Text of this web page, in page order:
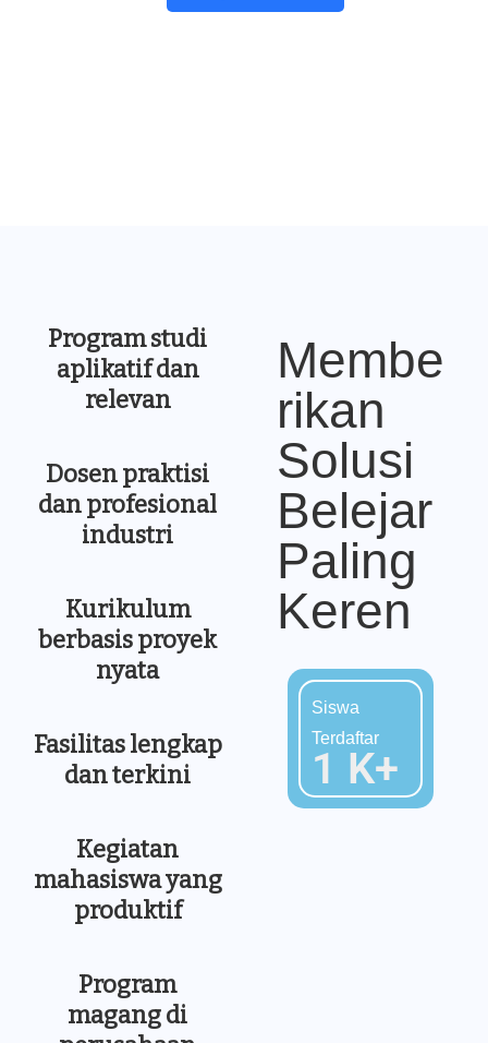
Program studi
aplikatif dan
relevan
Dosen praktisi
dan profesional
industri
Fasilitas lengkap
dan terkini
Kurikulum
berbasis proyek
nyata
Kegiatan
mahasiswa yang
produktif
Program
magang di
Membe
rikan
Solusi
Belejar
Paling
Keren
Siswa
Terdaftar
1 K+